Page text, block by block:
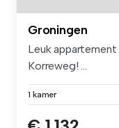
Groningen
Leuk
Korreweg! ...
1 kamer